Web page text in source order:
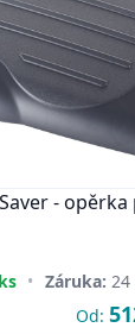
-
• Záruka: 24
Od: